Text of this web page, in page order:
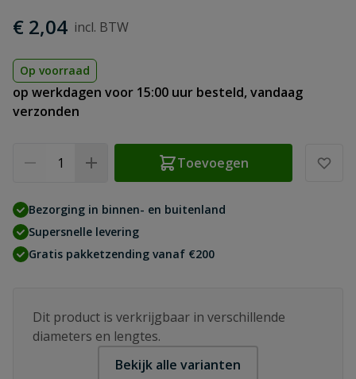
€ 2,04
Op voorraad
op werkdagen voor 15:00 uur besteld, vandaag
verzonden
Toevoegen
Bezorging in binnen- en buitenland
Supersnelle levering
Gratis pakketzending vanaf €200
Dit product is verkrijgbaar in verschillende
diameters en lengtes.
Bekijk alle varianten